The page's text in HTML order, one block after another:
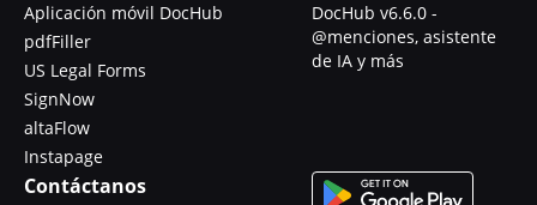
Aplicación móvil DocHub
pdfFiller
US Legal Forms
SignNow
altaFlow
Instapage
DocHub v6.6.0 -
@menciones, asistente
de IA y más
Contáctanos